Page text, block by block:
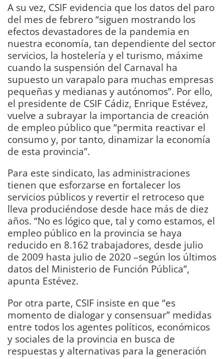
A su vez, CSIF evidencia que los datos del paro
del mes de febrero “siguen mostrando los
efectos devastadores de la pandemia en
nuestra economía, tan dependiente del sector
servicios, la hostelería y el turismo, máxime
cuando la suspensión del Carnaval ha
supuesto un varapalo para muchas empresas
pequeñas y medianas y autónomos”. Por ello,
el presidente de CSIF Cádiz, Enrique Estévez,
vuelve a subrayar la importancia de creación
de empleo público que “permita reactivar el
consumo y, por tanto, dinamizar la economía
de esta provincia”.
Para este sindicato, las administraciones
tienen que esforzarse en fortalecer los
servicios públicos y revertir el retroceso que
lleva produciéndose desde hace más de diez
años. “No es lógico que, tal y como estamos, el
empleo público en la provincia se haya
reducido en 8.162 trabajadores, desde julio
de 2009 hasta julio de 2020 –según los últimos
datos del Ministerio de Función Pública”,
apunta Estévez.
Por otra parte, CSIF insiste en que “es
momento de dialogar y consensuar” medidas
entre todos los agentes políticos, económicos
y sociales de la provincia en busca de
respuestas y alternativas para la generación